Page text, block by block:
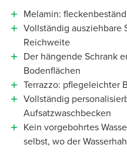
Melamin:
Vollständig ausziehbare
Reichweite
Der hängende Schrank
Bodenflächen
Terrazzo: pflegeleichter
Vollständig
Aufsatzwaschbecken
Kein vorgebohrtes
selbst, wo der